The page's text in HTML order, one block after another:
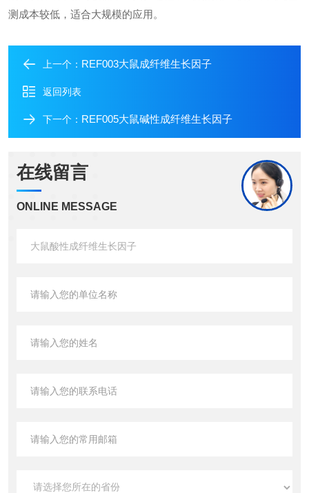
测成本较低，适合大规模的应用。
上一个： REF003大鼠成纤维生长因子
返回列表
下一个： REF005大鼠碱性成纤维生长因子
在线留言
ONLINE MESSAGE